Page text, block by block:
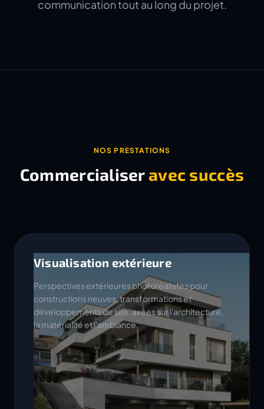
communication tout au long du projet.
NOS PRESTATIONS
Commercialiser avec succès
Visualisation extérieure
Perspectives extérieures photoréalistes pour
constructions neuves, transformations et
développements de site, axées sur l'architecture,
la matérialité et l'ambiance.